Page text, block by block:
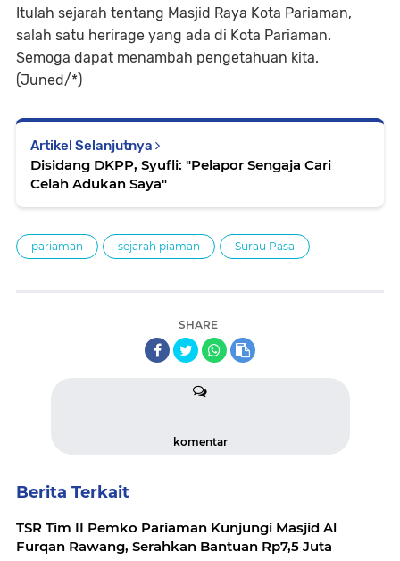
Itulah sejarah tentang Masjid Raya Kota Pariaman,
salah satu herirage yang ada di Kota Pariaman.
Semoga dapat menambah pengetahuan kita.
(Juned/*)
Artikel Selanjutnya
Disidang DKPP, Syufli: "Pelapor Sengaja Cari
Celah Adukan Saya"
pariaman sejarah piaman Surau Pasa
SHARE
komentar
Berita Terkait
TSR Tim II Pemko Pariaman Kunjungi Masjid Al
Furqan Rawang, Serahkan Bantuan Rp7,5 Juta